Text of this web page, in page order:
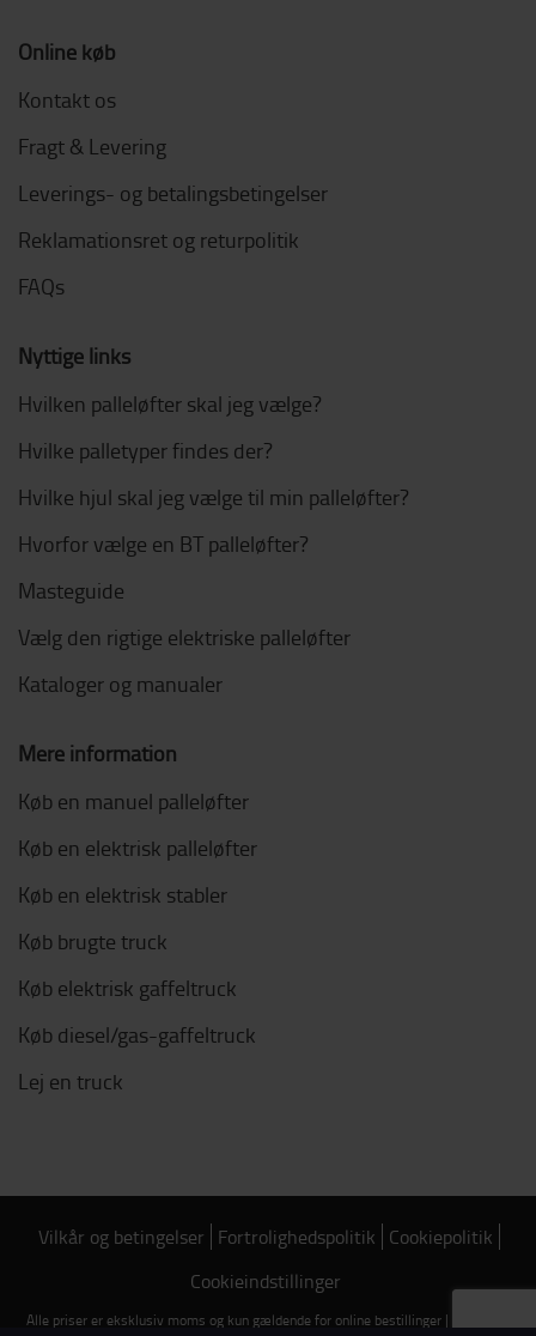
Online køb
Kontakt os
Fragt & Levering
Leverings- og betalingsbetingelser
Reklamationsret og returpolitik
FAQs
Nyttige links
Hvilken palleløfter skal jeg vælge?
Hvilke palletyper findes der?
Hvilke hjul skal jeg vælge til min palleløfter?
Hvorfor vælge en BT palleløfter?
Masteguide
Vælg den rigtige elektriske palleløfter
Kataloger og manualer
Mere information
Køb en manuel palleløfter
Køb en elektrisk palleløfter
Køb en elektrisk stabler
Køb brugte truck
Køb elektrisk gaffeltruck
Køb diesel/gas-gaffeltruck
Lej en truck
Vilkår og betingelser Fortrolighedspolitik Cookiepolitik
Cookieindstillinger
Alle priser er eksklusiv moms og kun gældende for online bestillinger | Copyright